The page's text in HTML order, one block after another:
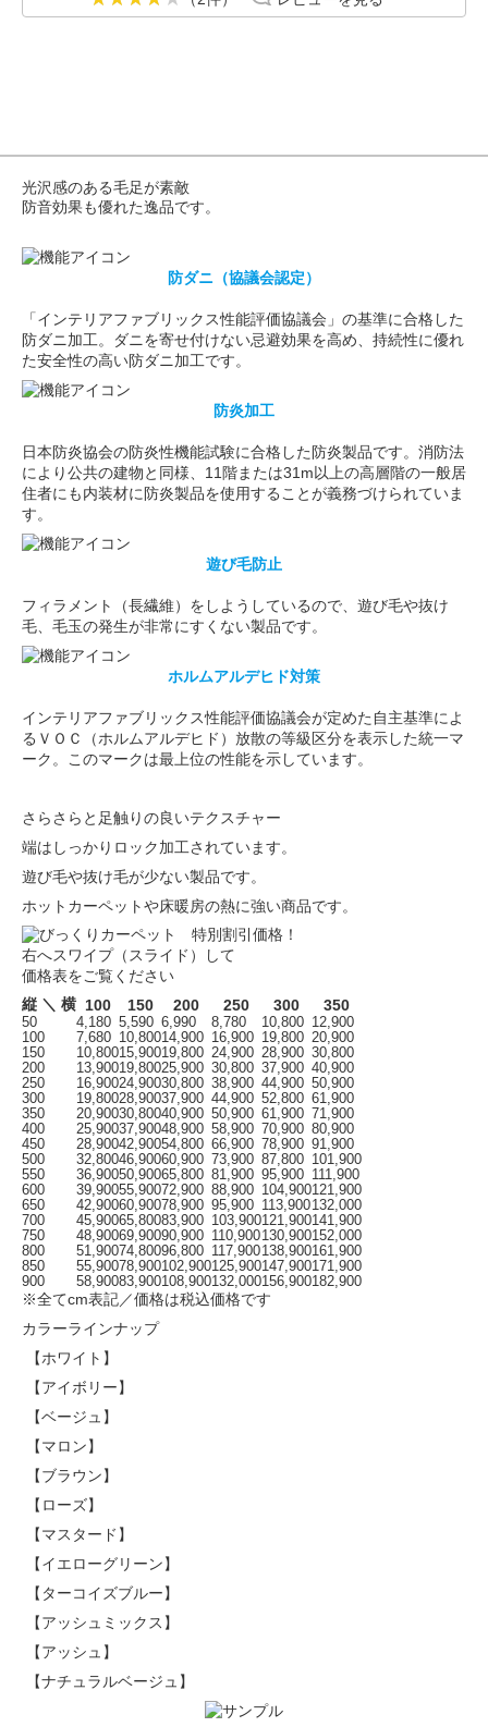
光沢感のある毛足が素敵
防音効果も優れた逸品です。
防ダニ（協議会認定）
「インテリアファブリックス性能評価協議会」の基準に合格した
防ダニ加工。ダニを寄せ付けない忌避効果を高め、持続性に優れ
た安全性の高い防ダニ加工です。
防炎加工
日本防炎協会の防炎性機能試験に合格した防炎製品です。消防法
により公共の建物と同様、11階または31m以上の高層階の一般居
住者にも内装材に防炎製品を使用することが義務づけられていま
す。
遊び毛防止
フィラメント（長繊維）をしようしているので、遊び毛や抜け
毛、毛玉の発生が非常にすくない製品です。
ホルムアルデヒド対策
インテリアファブリックス性能評価協議会が定めた自主基準によ
るＶＯＣ（ホルムアルデヒド）放散の等級区分を表示した統一マ
ーク。このマークは最上位の性能を示しています。
さらさらと足触りの良いテクスチャー
端はしっかりロック加工されています。
遊び毛や抜け毛が少ない製品です。
ホットカーペットや床暖房の熱に強い商品です。
右へスワイプ（スライド）して
価格表をご覧ください
縦 ＼ 横 100 150 200 250 300 350
50 4,180 5,590 6,990 8,780 10,800 12,900
100
7,680 10,80014,900 16,900 19,800 20,900
150
10,80015,90019,800 24,900 28,900 30,800
200
13,90019,80025,900 30,800 37,900 40,900
250
16,90024,90030,800 38,900 44,900 50,900
300
19,80028,90037,900 44,900 52,800 61,900
350
20,90030,80040,900 50,900 61,900
71,900
400
25,90037,90048,900 58,900 70,900 80,900
450
28,90042,90054,800 66,900 78,900 91,900
500
32,80046,90060,900 73,900 87,800 101,900
550
36,90050,90065,800 81,900 95,900 111,900
600
39,90055,90072,900 88,900 104,900121,900
650
42,90060,90078,900 95,900 113,900132,000
700
45,90065,80083,900 103,900121,900141,900
750
48,90069,90090,900 110,900130,900152,000
800
51,90074,80096,800 117,900138,900161,900
850
55,90078,900102,900125,900147,900171,900
900
58,90083,900108,900132,000156,900182,900
※全てcm表記／価格は税込価格です
カラーラインナップ
【ホワイト】
【アイボリー】
【ベージュ】
【マロン】
【ブラウン】
【ローズ】
【マスタード】
【イエローグリーン】
【ターコイズブルー】
【アッシュミックス】
【アッシュ】
【ナチュラルベージュ】